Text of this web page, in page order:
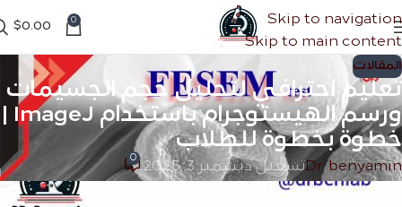
Skip to navigation
Skip to main content
0
$0.00
المقالات
تعليم احترافي لتحليل حجم الجسيمات
خطوة بخطوة للطلاب
Dr. benyaminتشغيل ديسمبر 3, 2025
0